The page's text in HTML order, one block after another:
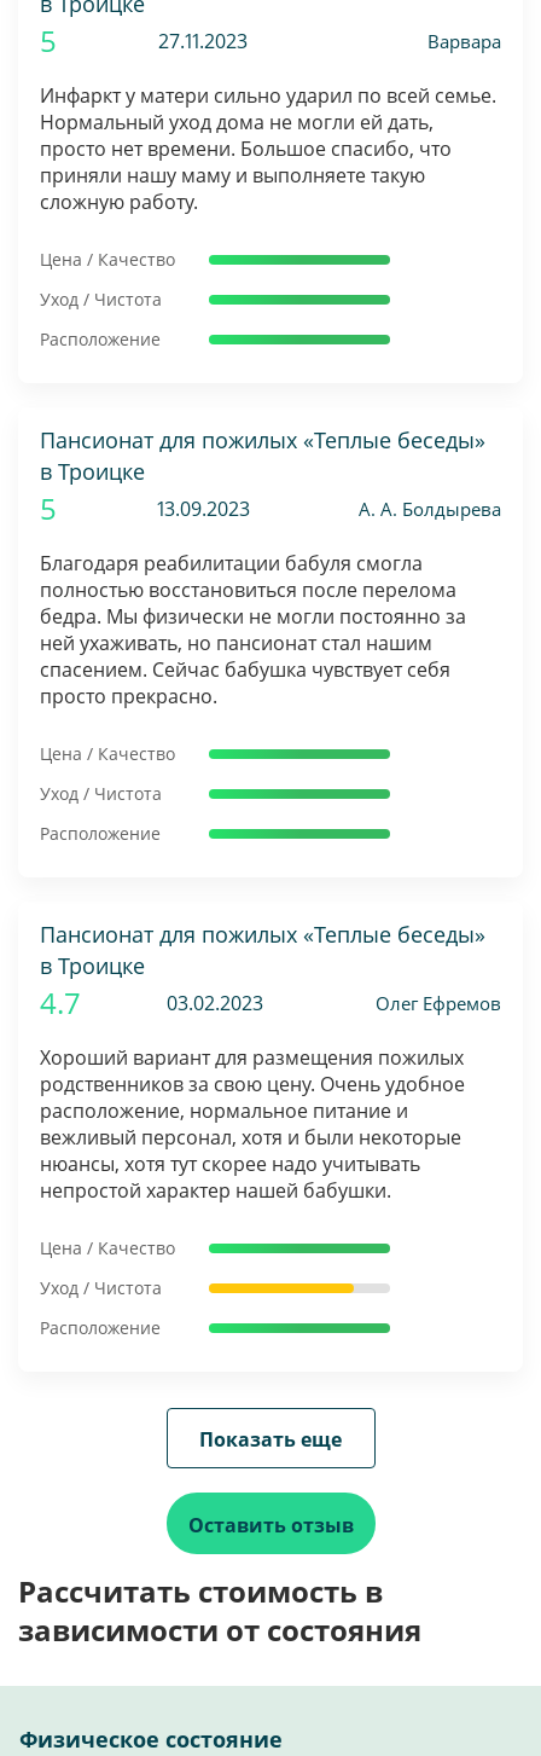
5 Варвара
27.11.2023
Инфаркт у матери сильно ударил по всей семье.
Нормальный уход дома не могли ей дать,
просто нет времени. Большое спасибо, что
приняли нашу маму и выполняете такую
сложную работу.
Цена / Качество
Уход / Чистота
Расположение
Пансионат для пожилых «Теплые беседы»
в Троицке
5 А. А. Болдырева
13.09.2023
Благодаря реабилитации бабуля смогла
полностью восстановиться после перелома
бедра. Мы физически не могли постоянно за
ней ухаживать, но пансионат стал нашим
спасением. Сейчас бабушка чувствует себя
просто прекрасно.
Цена / Качество
Уход / Чистота
Расположение
Пансионат для пожилых «Теплые беседы»
в Троицке
4.7 Олег Ефремов
03.02.2023
Хороший вариант для размещения пожилых
родственников за свою цену. Очень удобное
расположение, нормальное питание и
вежливый персонал, хотя и были некоторые
нюансы, хотя тут скорее надо учитывать
непростой характер нашей бабушки.
Цена / Качество
Уход / Чистота
Расположение
Показать еще
Оставить отзыв
Рассчитать стоимость в
зависимости от состояния
Физическое состояние